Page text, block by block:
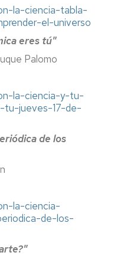
la-ciencia-tabla-
el-universo
eres tú"
Palomo
la-ciencia-y-tu-
tu-jueves-17-de-
de los
la-ciencia-
de-los-